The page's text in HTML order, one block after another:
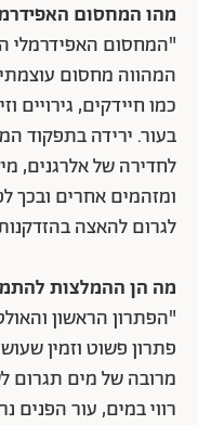
מהו המחסום
"המחסום האפידרמלי
המהווה מחסום עוצמתי
כמו חיידקים,
בעור. ירידה בתפקוד
לחדירה של אלרגנים,
ומזהמים אחרים ובכך
לגרום להאצה
מה הן ההמלצות
"הפתרון הראשון
פתרון פשוט וזמין
מרובה של מים תגרום
רווי במים, עור הפנים